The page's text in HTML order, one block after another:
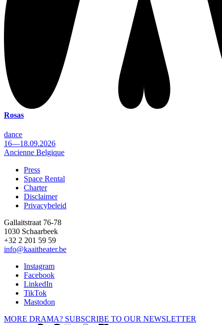
Rosas
dance
16—18.09.2026
Ancienne Belgique
Footer
Press
Space Rental
Charter
Disclaimer
Privacybeleid
Gallaitstraat 76-78
1030 Schaarbeek
+32 2 201 59 59
info@kaaitheater.be
Instagram
Facebook
LinkedIn
TikTok
Mastodon
MORE DRAMA? SUBSCRIBE TO OUR NEWSLETTER